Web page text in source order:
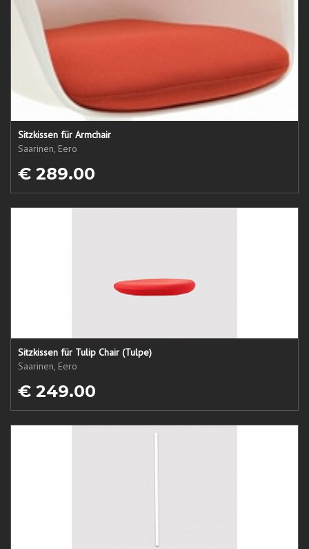
Sitzkissen für Armchair
Saarinen, Eero
€ 289.00
Sitzkissen für Tulip Chair (Tulpe)
Saarinen, Eero
€ 249.00